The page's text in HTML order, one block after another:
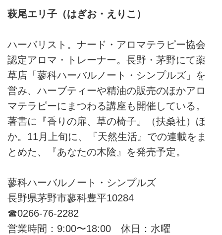
萩尾エリ子（はぎお・えりこ）
ハーバリスト。ナード・アロマテラピー協会
認定アロマ・トレーナー。長野・茅野にて薬
草店「蓼科ハーバルノート・シンプルズ」を
営み、ハーブティーや精油の販売のほかアロ
マテラピーにまつわる講座も開催している。
著書に『香りの扉、草の椅子』（扶桑社）ほ
か。11月上旬に、『天然生活』での連載をま
とめた、『あなたの木陰』を発売予定。
蓼科ハーバルノート・シンプルズ
長野県茅野市蓼科豊平10284
☎0266-76-2282
営業時間：9:00〜18:00 休日：水曜